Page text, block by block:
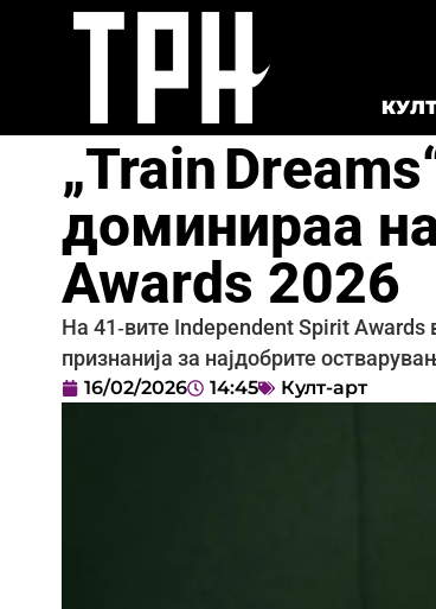
„Train
доминираа
Awards 2026
На 41‑вите Independent Spirit
признанија за најдобрите
16/02/2026 14:45 Култ-арт